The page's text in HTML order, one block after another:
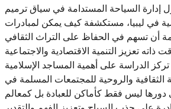
إدارة السياحة المستدامة في سياق ترميم
في ليبيا، مستكشفة كيف يمكن لمبادرات
أن تسهم في الحفاظ على التراث الثقافي
ذاته تعزيز التنمية الاقتصادية والاجتماعية
الدراسة على أهمية المساجد الإسلامية
الثقافية والروحية للمجتمعات المسلمة في
دورها ليس فقط كأماكن للعبادة بل كمعالم